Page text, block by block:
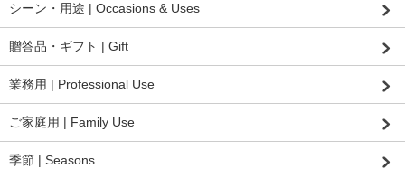
シーン・用途 | Occasions & Uses
贈答品・ギフト | Gift
業務用 | Professional Use
ご家庭用 | Family Use
季節 | Seasons